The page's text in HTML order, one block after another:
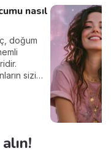
nasıl
doğum
sizi